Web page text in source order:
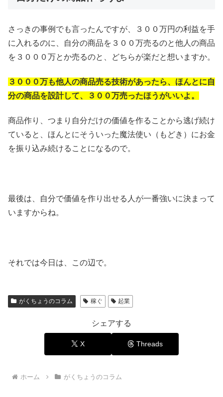
さっきの事例でも言ったんですが、３００万円の利益を手
に入れるのに、自分の商品を３００万売るのと他人の商品
を３０００万とか売るのと、どちらが楽だと想いますか。
３０００万も他人の商品売る技術があったら、ほんとに自
分の商品を設計して、３００万売ったほうがいいよ。
商品作り、つまり自分だけの価値を作ることから逃げ続け
ていると、ほんとにそういった魔法使い（もどき）にお金
を振り込み続けることになるので。
最後は、自分で価値を作り出せる人が一番強いに決まって
いますからね。
それでは今日は、この辺で。
がくちょうのコラム 稼ぐ 起業
シェアする
X Threads
ホーム がくちょうのコラム